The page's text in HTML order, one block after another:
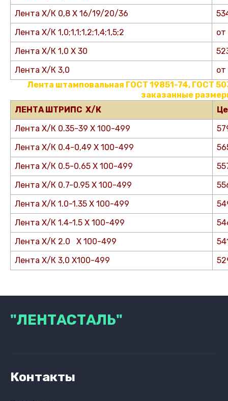
Лента Х/К 0,8 Х 16/19/20/36
Лента Х/К 1,0;1,1;1,2;1,4;1,5;2
от
Лента Х/К 1,0 Х 30
Лента Х/К 3,0
Лента штамповальная ГОСТ 19851-74, ГОСТ
заказанные
ЛЕНТА ШТРИПС Х/К
Лента Х/К 0.35-39 Х 100-499
Лента Х/К 0.4-0,49 Х 100-499
Лента Х/К 0.5-0.65 Х 100-499
Лента Х/К 0.7-0.95 Х 100-499
Лента Х/К 1.0-1.35 Х 100-499
Лента Х/К 1.4-1.5 Х 100-499
Лента Х/К 2.0 Х 100-499
Лента Х/К 3,0 Х100-499
"ЛЕНТАСТАЛЬ"
Контакты